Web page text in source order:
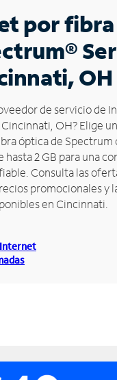
por
OH
de servicio de
OH? Elige
óptica de Spectrum
hasta 2 GB para una
Consulta las
promocionales y
en Cincinnati.